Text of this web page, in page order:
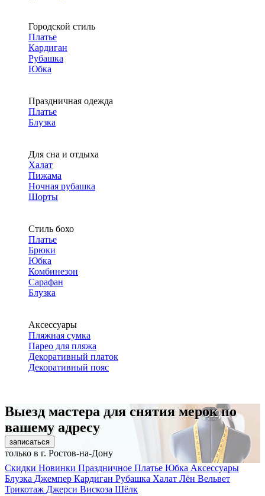
Городской стиль
Платье
Кардиган
Рубашка
Юбка
Праздничная одежда
Платье
Блузка
Для сна и отдыха
Халат
Пижама
Ночная рубашка
Шорты
Стиль бохо
Платье
Брюки
Юбка
Комбинезон
Сарафан
Блузка
Аксессуары
Пляжная сумка
Парео для пляжа
Декоративный платок
Декоративный пояс
Выезд мастера для снятия мерок по
вашему адресу
записаться
только в г. Ростов-на-Дону
Скидки Новинки Праздничное Платье Юбка Аксессуары
Блузка Джемпер Кардиган Рубашка Халат Лён Вельвет
Трикотаж Джерси Вискоза Шёлк